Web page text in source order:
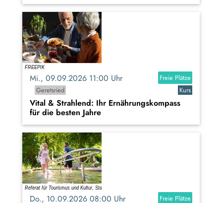
Mi., 09.09.2026 11:00 Uhr
Freie Plätze
Geretsried
Kurs
Vital & Strahlend: Ihr Ernährungskompass
für die besten Jahre
Do., 10.09.2026 08:00 Uhr Freie Plätze